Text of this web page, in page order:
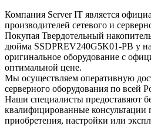
Компания Server IT является
производителей сетевого и
Покупая Твердотельный
дюйма SSDPREV240G5K01-PB у
оригинальное оборудование с
оптимальной цене.
Мы осуществляем оперативную
серверного оборудования по всей
Наши специалисты предоставяют
квалифицированные консультации
приобретения, настройки или